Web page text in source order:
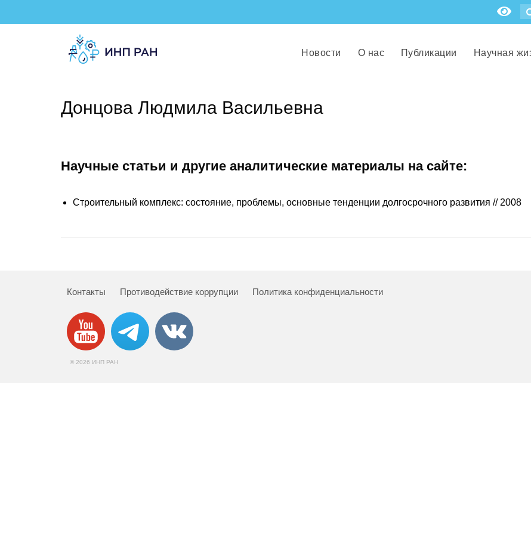
Новости О нас Публикации Научная
Донцова Людмила Васильевна
Научные статьи и другие аналитические материалы на сайте:
Строительный комплекс: состояние, проблемы, основные тенденции долгосрочного развития // 2008
Контакты Противодействие коррупции Политика конфиденциальности
© 2026 ИНП РАН